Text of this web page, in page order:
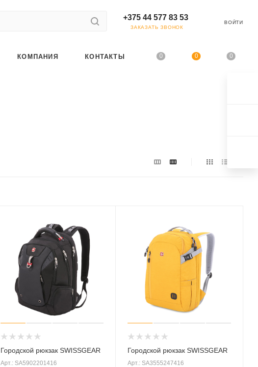
+375 44 577 83 53
ЗАКАЗАТЬ ЗВОНОК
ВОЙТИ
0 0 0
КОМПАНИЯ КОНТАКТЫ
Городской рюкзак SWISSGEAR
Арт.: SA5902201416
Городской рюкзак SWISSGEAR
Арт.: SA3555247416